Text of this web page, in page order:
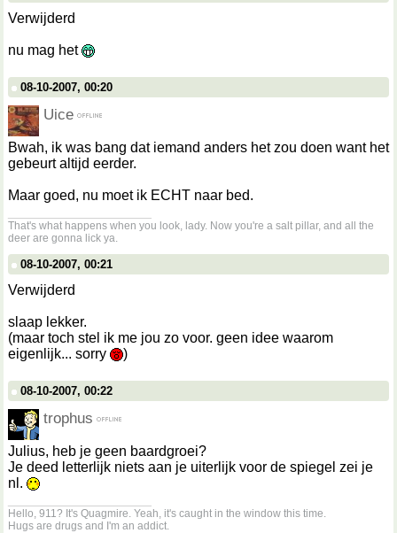
Verwijderd
nu mag het
08-10-2007, 00:20
Uice
Bwah, ik was bang dat iemand anders het zou doen want het
gebeurt altijd eerder.
Maar goed, nu moet ik ECHT naar bed.
That's what happens when you look, lady. Now you're a salt pillar, and all the
deer are gonna lick ya.
08-10-2007, 00:21
Verwijderd
slaap lekker.
(maar toch stel ik me jou zo voor. geen idee waarom
eigenlijk... sorry
)
08-10-2007, 00:22
trophus
Julius, heb je geen baardgroei?
Je deed letterlijk niets aan je uiterlijk voor de spiegel zei je
nl.
Hello, 911? It's Quagmire. Yeah, it's caught in the window this time.
Hugs are drugs and I'm an addict.